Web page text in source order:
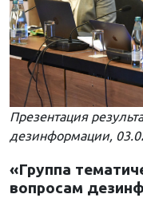
Презентация
дезинформации,
«Группа
вопросам